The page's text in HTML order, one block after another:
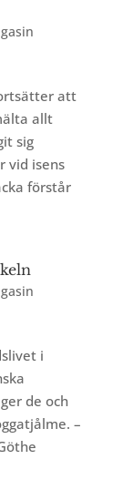
att
allt
sig
vid isens
förstår
i
de och
–